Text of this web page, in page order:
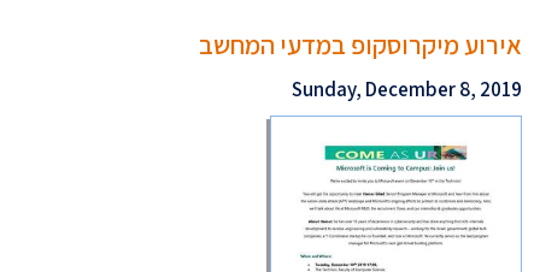
אירוע מיקרוסקופ במדעי המחשב
Sunday, December 8, 2019